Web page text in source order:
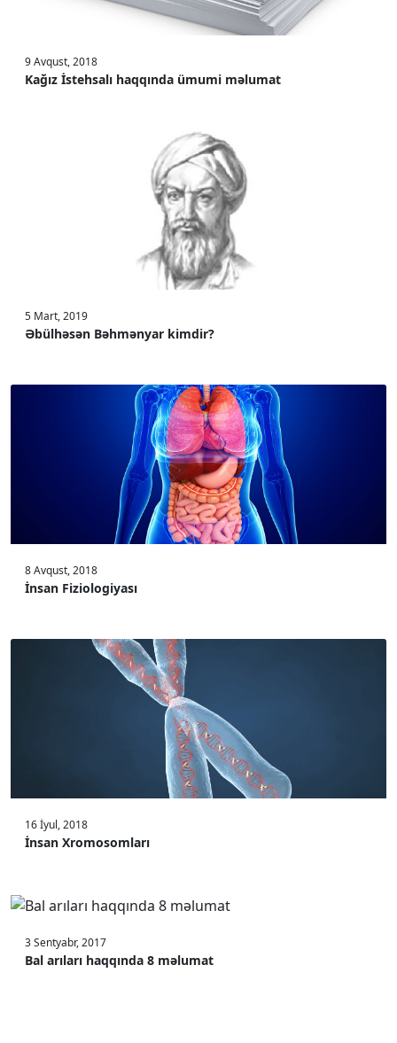
9 Avqust, 2018
Kağız İstehsalı haqqında ümumi məlumat
5 Mart, 2019
Əbülhəsən Bəhmənyar kimdir?
8 Avqust, 2018
İnsan Fiziologiyası
16 İyul, 2018
İnsan Xromosomları
3 Sentyabr, 2017
Bal arıları haqqında 8 məlumat